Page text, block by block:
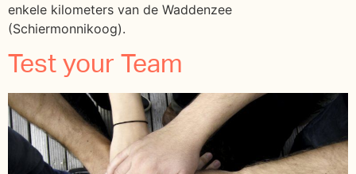
enkele kilometers van de Waddenzee
(Schiermonnikoog).
Test your Team